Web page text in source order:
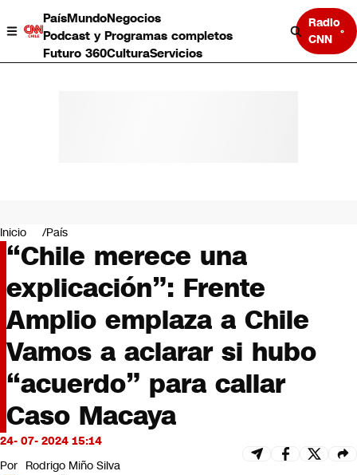
PaísMundoNegocios
Podcast y Programas completos
Futuro 360CulturaServicios
Radio
CNN
Negocios
Deportes
Programas completos
Cultura
Servicios
Bits
CNN Data
CNN tiempo
Futuro 360
Opinión
Inicio País
“Chile merece una
explicación”: Frente
Amplio emplaza a Chile
Vamos a aclarar si hubo
“acuerdo” para callar
Caso Macaya
24- 07- 2024 15:14
Por Rodrigo Miño Silva